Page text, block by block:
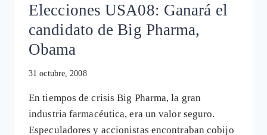
Elecciones USA08: Ganará el
candidato de Big Pharma,
Obama
31 octubre, 2008
En tiempos de crisis Big Pharma, la gran
industria farmacéutica, era un valor seguro.
Especuladores y accionistas encontraban cobijo